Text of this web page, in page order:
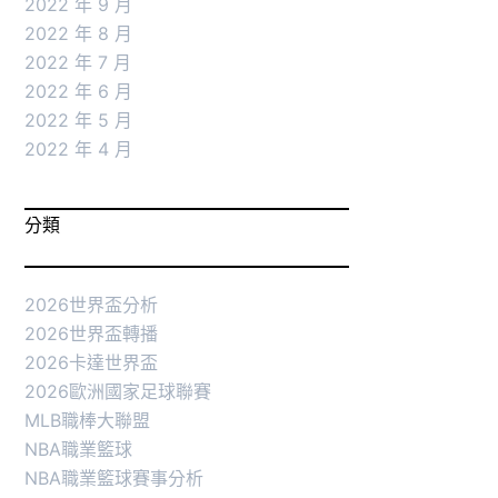
2022 年 8 月
2022 年 7 月
2022 年 6 月
2022 年 5 月
2022 年 4 月
分類
2026世界盃分析
2026世界盃轉播
2026卡達世界盃
2026歐洲國家足球聯賽
MLB職棒大聯盟
NBA職業籃球
NBA職業籃球賽事分析